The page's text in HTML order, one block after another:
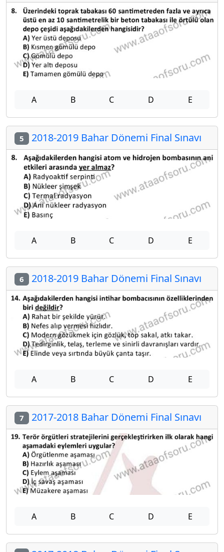
A B C D E
5 2018-2019 Bahar Dönemi Final Sınavı
A B C D E
6 2018-2019 Bahar Dönemi Final Sınavı
A B C D E
7 2017-2018 Bahar Dönemi Final Sınavı
A B C D E